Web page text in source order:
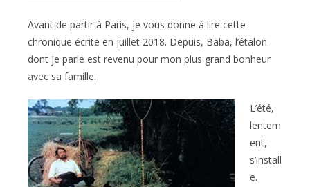
Avant de partir à Paris, je vous donne à lire cette
chronique écrite en juillet 2018. Depuis, Baba, l’étalon
dont je parle est revenu pour mon plus grand bonheur
avec sa famille.
L’été,
lentem
ent,
s’install
e.